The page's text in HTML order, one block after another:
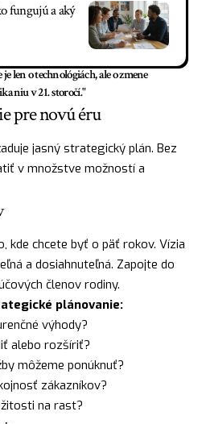
fungujú a aký
len o technológiách, ale o zmene
v 21. storočí."
pre novú éru
jasný strategický plán. Bez
v množstve možností a
kde chcete byť o päť rokov. Vízia
a dosiahnuteľná. Zapojte do
členov rodiny.
plánovanie:
výhody?
alebo rozšíriť?
môžeme ponúknuť?
zákazníkov?
na rast?